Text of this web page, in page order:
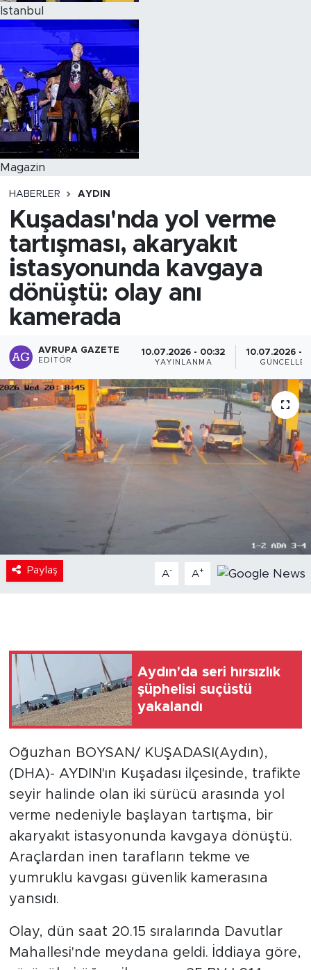
Istanbul
Magazin
HABERLER AYDIN
Kuşadası'nda yol verme
tartışması, akaryakıt
istasyonunda kavgaya
dönüştü: olay anı
kamerada
AVRUPA GAZETE
EDITÖR
10.07.2026 - 00:32
YAYINLANMA
10.07.2026 -
Paylaş A- A+
Aydın'da seri hırsızlık
şüphelisi suçüstü
yakalandı
Oğuzhan BOYSAN/ KUŞADASI(Aydın),
(DHA)- AYDIN'ın Kuşadası ilçesinde, trafikte
seyir halinde olan iki sürücü arasında yol
verme nedeniyle başlayan tartışma, bir
akaryakıt istasyonunda kavgaya dönüştü.
Araçlardan inen tarafların tekme ve
yumruklu kavgası güvenlik kamerasına
yansıdı.
Olay, dün saat 20.15 sıralarında Davutlar
Mahallesi'nde meydana geldi. İddiaya göre,